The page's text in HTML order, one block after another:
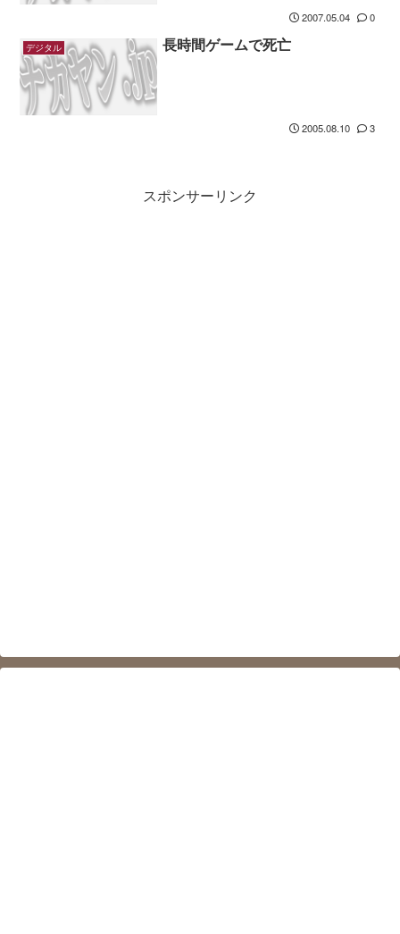
2007.05.04 0
デジタル 長時間ゲームで死亡
2005.08.10 3
スポンサーリンク